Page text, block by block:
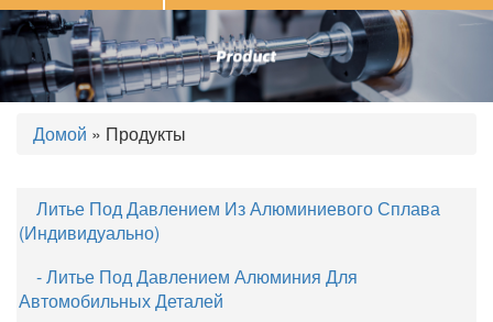
Домой » Продукты
Литье Под Давлением Из Алюминиевого Сплава
(индивидуально)
- Литье Под Давлением Алюминия Для
Автомобильных Деталей